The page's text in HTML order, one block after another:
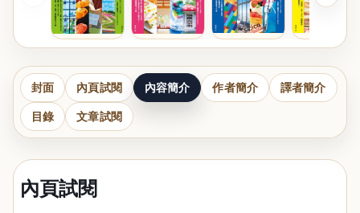
封面 內頁試閱 內容簡介 作者簡介 譯者簡介
目錄 文章試閱
內頁試閱